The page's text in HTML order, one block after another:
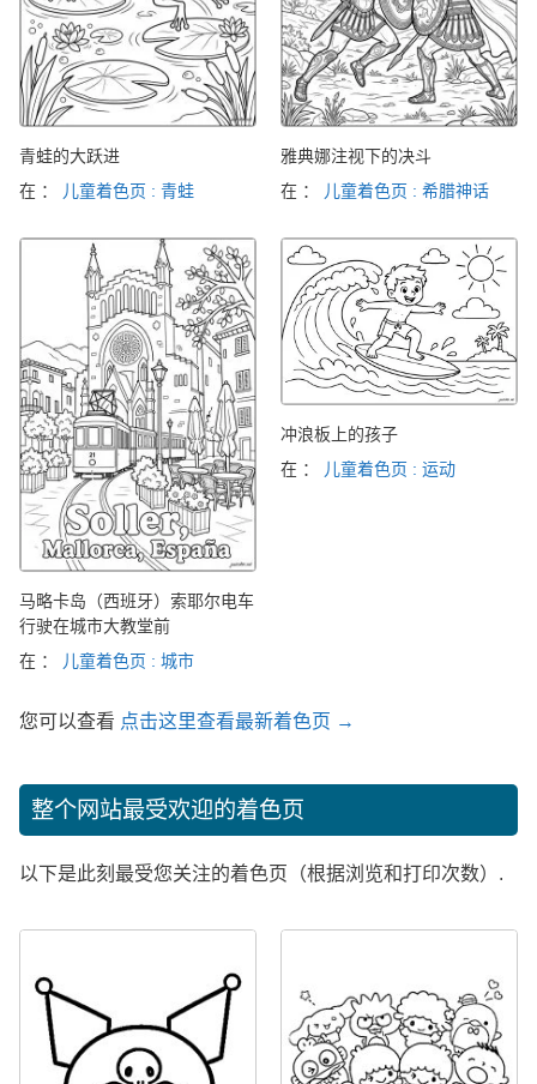
青蛙的大跃进
在 ：
儿童着色页 : 青蛙
雅典娜注视下的决斗
在 ：
儿童着色页 : 希腊神话
马略卡岛（西班牙）索耶尔电车
行驶在城市大教堂前
在 ：
儿童着色页 : 城市
冲浪板上的孩子
在 ：
儿童着色页 : 运动
您可以查看 点击这里查看最新着色页 →
整个网站最受欢迎的着色页
以下是此刻最受您关注的着色页（根据浏览和打印次数）.